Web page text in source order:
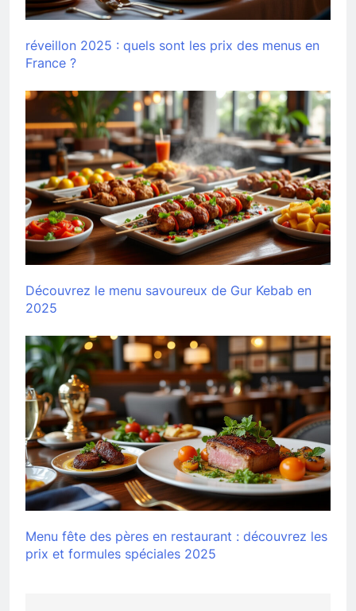
réveillon 2025 : quels sont les prix des menus en
France ?
Découvrez le menu savoureux de Gur Kebab en
2025
Menu fête des pères en restaurant : découvrez les
prix et formules spéciales 2025